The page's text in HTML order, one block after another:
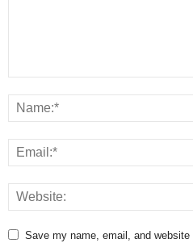
Save my name, email, and website